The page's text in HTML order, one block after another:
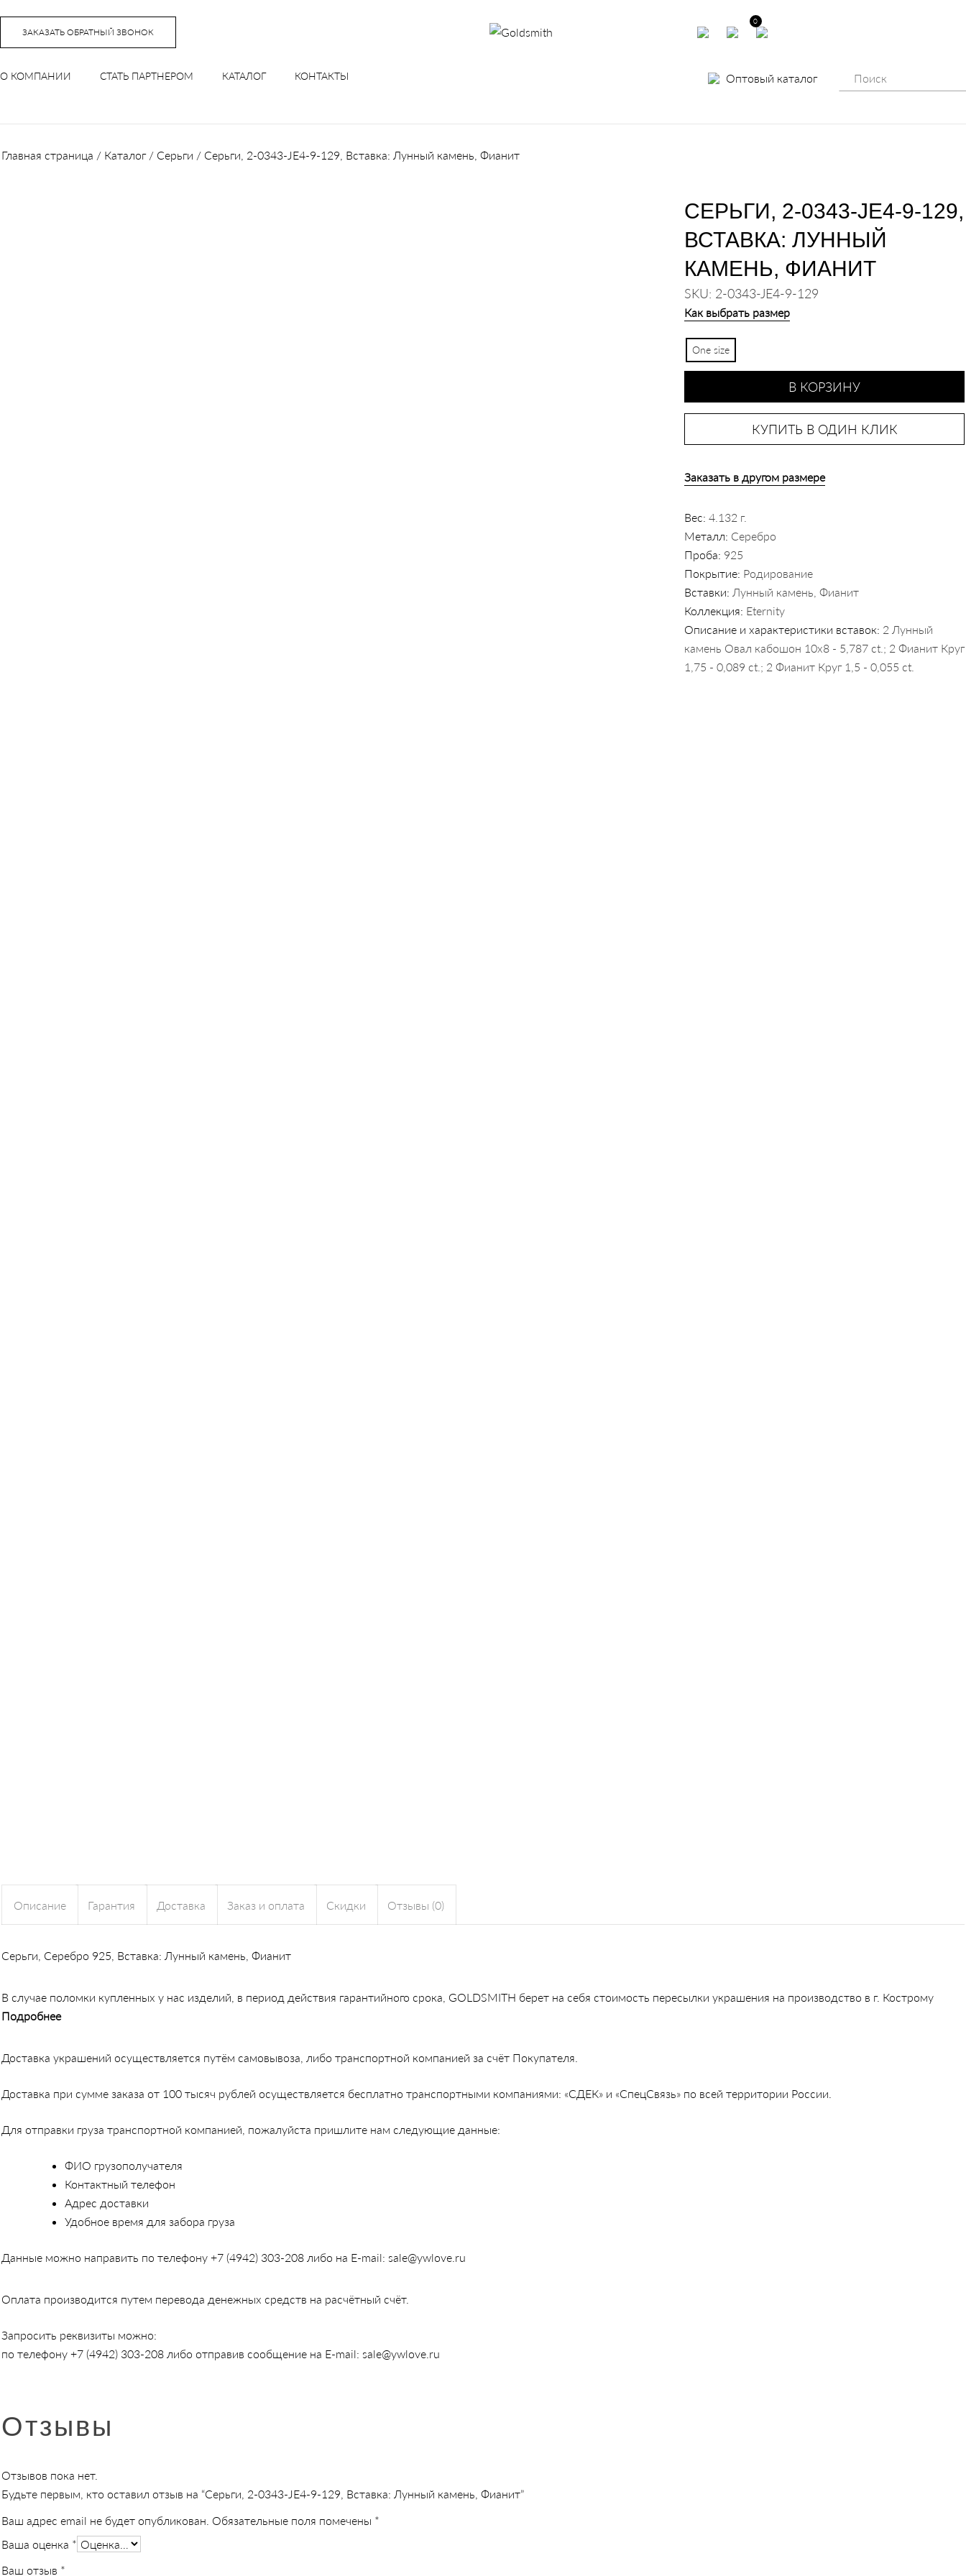
содержимому
Enter)
ЗАКАЗАТЬ ОБРАТНЫЙ ЗВОНОК
0
О КОМПАНИИ СТАТЬ ПАРТНЕРОМ КАТАЛОГ КОНТАКТЫ Оптовый каталог
Главная страница / Каталог/ Серьги / Серьги, 2-0343-JE4-9-129, Вставка: Лунный камень, Фианит
СЕРЬГИ, 2-0343-JE4-9-129,
ВСТАВКА: ЛУННЫЙ
КАМЕНЬ, ФИАНИТ
SKU: 2-0343-JE4-9-129
Как выбрать размер
One size
В КОРЗИНУ
КУПИТЬ В ОДИН КЛИК
Заказать в другом размере
Вес: 4.132 г.
Металл: Серебро
Проба: 925
Покрытие: Родирование
Вставки: Лунный камень, Фианит
Коллекция: Eternity
Описание и характеристики вставок: 2 Лунный
камень Овал кабошон 10х8 - 5,787 ct.; 2 Фианит Круг
1,75 - 0,089 ct.; 2 Фианит Круг 1,5 - 0,055 ct.
Описание Гарантия Доставка Заказ и оплата Скидки Отзывы (0)
Серьги, Серебро 925, Вставка: Лунный камень, Фианит
В случае поломки купленных у нас изделий, в период действия гарантийного срока, GOLDSMITH берет на себя стоимость пересылки украшения на производство в г. Кострому
Подробнее
Доставка украшений осуществляется путём самовывоза, либо транспортной компанией за счёт Покупателя.
Доставка при сумме заказа от 100 тысяч рублей осуществляется бесплатно транспортными компаниями: «СДЕК» и «СпецСвязь» по всей территории России.
Для отправки груза транспортной компанией, пожалуйста пришлите нам следующие данные:
ФИО грузополучателя
Контактный телефон
Адрес доставки
Удобное время для забора груза
Данные можно направить по телефону +7 (4942) 303-208 либо на E-mail: sale@ywlove.ru
Оплата производится путем перевода денежных средств на расчётный счёт.
Запросить реквизиты можно:
по телефону +7 (4942) 303-208 либо отправив сообщение на E-mail: sale@ywlove.ru
Отзывы
Отзывов пока нет.
Будьте первым, кто оставил отзыв на “Серьги, 2-0343-JE4-9-129, Вставка: Лунный камень, Фианит”
Ваш адрес email не будет опубликован. Обязательные поля помечены *
Ваша оценка *
Ваш отзыв *